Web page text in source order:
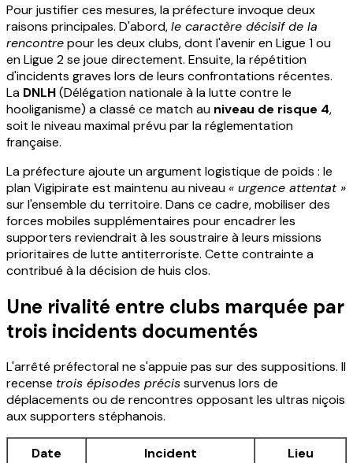
Pour justifier ces mesures, la préfecture invoque deux
raisons principales. D'abord,le caractère décisif de la
rencontrepour les deux clubs, dont l'avenir en Ligue 1 ou
en Ligue 2 se joue directement. Ensuite, la répétition
d'incidents graves lors de leurs confrontations récentes.
La DNLH(Délégation nationale à la lutte contre le
hooliganisme) a classé ce match au niveau de risque 4,
soit le niveau maximal prévu par la réglementation
française.
La préfecture ajoute un argument logistique de poids : le
plan Vigipirate est maintenu au niveau « urgence attentat »
sur l'ensemble du territoire. Dans ce cadre, mobiliser des
forces mobiles supplémentaires pour encadrer les
supporters reviendrait à les soustraire à leurs missions
prioritaires de lutte antiterroriste. Cette contrainte a
contribué à la décision de huis clos.
Une rivalité entre clubs marquée par
trois incidents documentés
L'arrêté préfectoral ne s'appuie pas sur des suppositions. Il
recense trois épisodes précissurvenus lors de
déplacements ou de rencontres opposant les ultras niçois
aux supporters stéphanois.
Date Incident Lieu